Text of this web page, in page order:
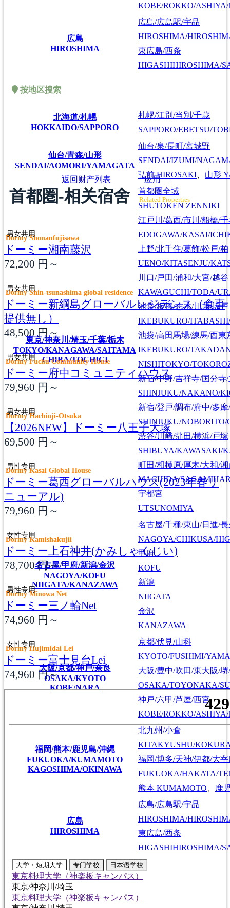
KOBE/ROKKO/
広島
HIROSHIMA
広島/広島駅/宇品
HIROSHIMA/
東広島/西条
HIGASHIHIROSHIMA/
按地区搜索
北海道/札幌
HOKKAIDO/SAPPORO
札幌/江別/当別/千歳
SAPPORO/EBETSU/
仙台/青森/山形
SENDAI/AOMORI/YAMAGATA
仙台/泉/長町/宮城野
SENDAI/IZUMI/
弘前HIROSAKI 山形
東京/神奈川/埼玉/千葉/栃木
TOKYO/KANAGAWA/SAITAMA
CHIBA/TOCHIGI
首都圏全域
SHUTOKEN ZENNIKI
江戸川/葛西/市川/船橋/千
EDOGAWA/KASAI/
上野/北千住/葛飾/松戸/柏
UENO/KITASENJU/
川口/戸田/浦和/大宮/越谷
KAWAGUCHI/TODA/
池袋/板橋/志木/川越/坂戸
IKEBUKURO/
池袋/高田馬場/練馬/西東
IKEBUKURO/
NISHITOKYO/
新宿/中野/吉祥寺/国分寺
SHINJUKU/NAKANO/
新宿/登戸/調布/府中/多
SHINJUKU/
渋谷/川崎/蒲田/横浜/戸塚
SHIBUYA/KAWASAKI/
町田/相模原/厚木/大和/湘
MACHIDA/
宇都宮
UTSUNOMIYA
名古屋/甲府/新潟/金沢
NAGOYA/KOFU
NIIGATA/KANAZAWA
名古屋/千種/東山/日進/
NAGOYA/CHIKUSA/
甲府
KOFU
新潟
NIIGATA
金沢
KANAZAWA
大阪/京都/神戸/奈良
OSAKA/KYOTO
KOBE/NARA
京都/伏見/山科
KYOTO/FUSHIMI/
大阪/豊中/吹田/東大阪/
OSAKA/TOYONAKA/
神戸/六甲/芦屋/西宮
KOBE/ROKKO/
福岡/熊本/鹿児島/沖縄
FUKUOKA/KUMAMOTO
KAGOSHIMA/OKINAWA
北九州/小倉
KITAKYUSHU/
福岡/博多/天神/伊都/大宰
FUKUOKA/HAKATA/
熊本 KUMAMOTO 鹿
広島
HIROSHIMA
広島/広島駅/宇品
HIROSHIMA/
東広島/西条
HIGASHIHIROSHIMA/
大学・短期大学 专门学校 日本语学校
東京料理大学（神楽板キャンパス）
東京/神奈川/埼玉
東京料理大学（神楽板キャンパス）
返回财产列表 应用
首都圏-相关宿舍 Related Properties
男女共用
Dormy Shonanfujisawa
ドーミー湘南藤沢
72,200 円～
男女共用
Dormy Shin-tsunashima global residence
ドーミー新綱島グローバルレジデンス（食事
提供無し）
48,500円～
男女共用
Dormy Fuchu Community House
ドーミー府中コミュニティハウス
79,960 円～
男女共用
Dormy Hachioji-Otsuka
【2026NEW】ドーミー八王子大塚
69,500 円～
男性专用
Dormy Kasai Global House
ドーミー葛西グローバルハウス(2023年春リ
ニューアル)
79,960 円～
女性专用
Dormy Kamishakujii
ドーミー上石神井(かみしゃくじい)
78,700円～
男性专用
Dormy Minowa Net
ドーミー三ノ輪Net
74,960 円～
女性专用
Dormy Hujimidai Lei
ドーミー富士見台Lei
74,960 円～